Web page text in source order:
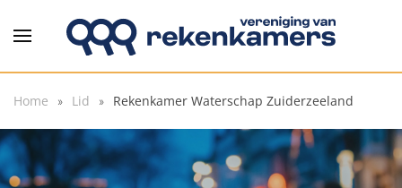
Overslaan en naar de inhoud gaan
Home Lid Rekenkamer Waterschap Zuiderzeeland